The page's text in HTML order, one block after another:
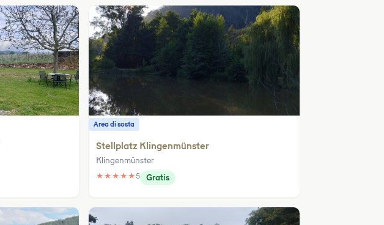
Area di sosta
Stellplatz Klingenmünster
Klingenmünster
★ ★ ★ ★ ★5 Gratis